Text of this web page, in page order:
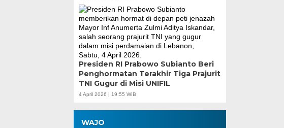
Presiden RI Prabowo Subianto Beri
Penghormatan Terakhir Tiga Prajurit
TNI Gugur di Misi UNIFIL
4 April 2026 | 19:55 WIB
WAJO